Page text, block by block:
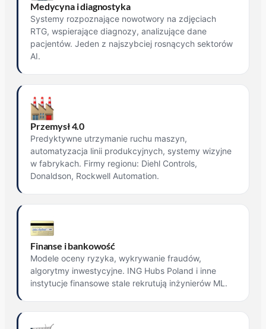
Medycyna i diagnostyka
Systemy rozpoznające nowotwory na zdjęciach
RTG, wspierające diagnozy, analizujące dane
pacjentów. Jeden z najszybciej rosnących sektorów
AI.
Przemysł 4.0
Predyktywne utrzymanie ruchu maszyn,
automatyzacja linii produkcyjnych, systemy wizyjne
w fabrykach. Firmy regionu: Diehl Controls,
Donaldson, Rockwell Automation.
Finanse i bankowość
Modele oceny ryzyka, wykrywanie fraudów,
algorytmy inwestycyjne. ING Hubs Poland i inne
instytucje finansowe stale rekrutują inżynierów ML.